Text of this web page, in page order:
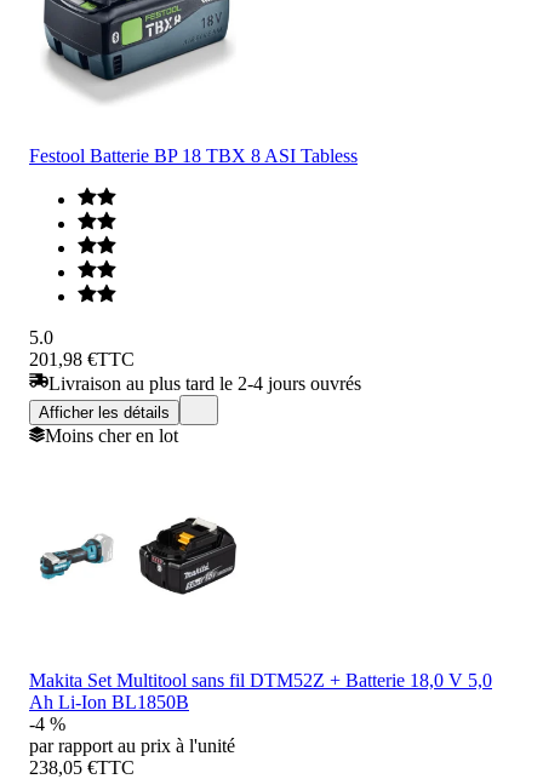
Festool Batterie BP 18 TBX 8 ASI Tabless
5.0
201,98 €TTC
Livraison au plus tard le 2-4 jours ouvrés
Afficher les détails
Moins cher en lot
Makita Set Multitool sans fil DTM52Z + Batterie 18,0 V 5,0
Ah Li-Ion BL1850B
-4 %
par rapport au prix à l'unité
238,05 €TTC